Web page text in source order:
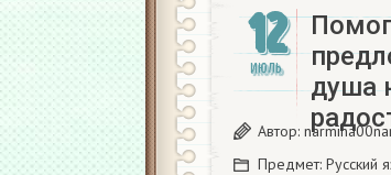
12
ИЮЛЬ
душа
Автор:
Предмет: Русский